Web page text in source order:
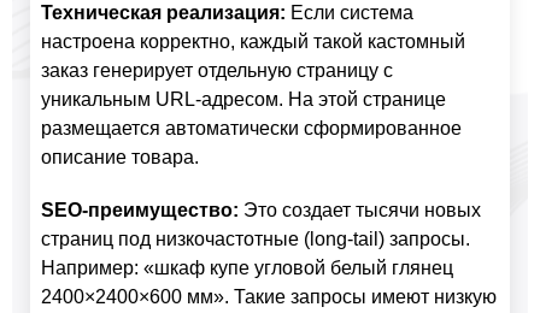
Техническая реализация: Если система
настроена корректно, каждый такой кастомный
заказ генерирует отдельную страницу с
уникальным URL-адресом. На этой странице
размещается автоматически сформированное
описание товара.
SEO-преимущество: Это создает тысячи новых
страниц под низкочастотные (long-tail) запросы.
Например: «шкаф купе угловой белый глянец
2400×2400×600 мм». Такие запросы имеют низкую